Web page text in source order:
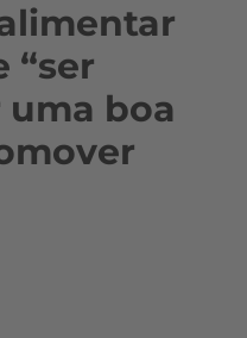
“ser
uma boa